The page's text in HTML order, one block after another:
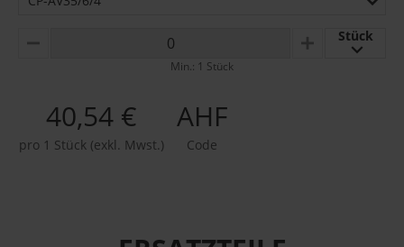
MINUS PLUS
Stück
Min.: 1 Stück
40,54 €
pro 1 Stück (exkl. Mwst.)
AHF
Code